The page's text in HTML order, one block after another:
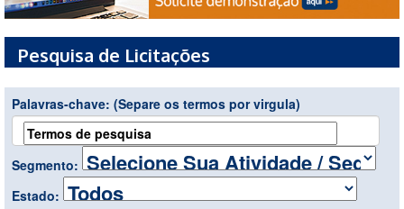
Pesquisa de Licitações
Palavras-chave: (Separe os termos por virgula)
Segmento:
Estado: